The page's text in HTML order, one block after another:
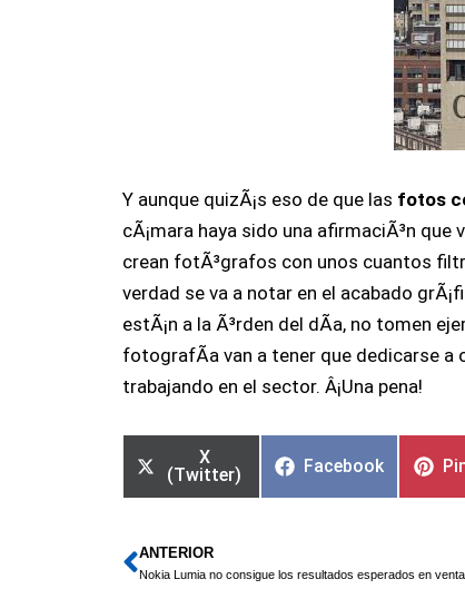
Y aunque quizÃ¡s eso de que las fotos
cÃ¡mara haya sido una afirmaciÃ³n
crean fotÃ³grafos con unos cuantos
verdad se va a notar en el acabado
estÃ¡n a la Ã³rden del dÃ­a, no tomen
fotografÃ­a van a tener que dedicarse
trabajando en el sector. Â¡Una pena!
X
(Twitter)
Facebook
Ant
ANTERIOR